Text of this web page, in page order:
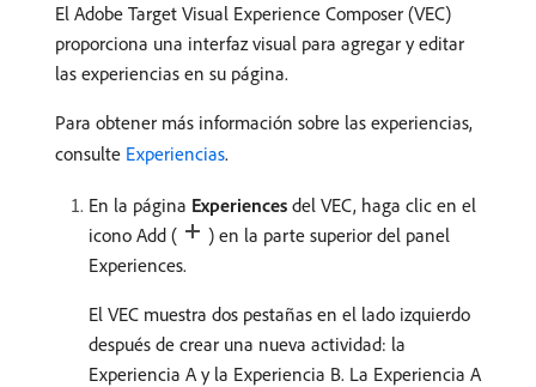
El Adobe Target Visual Experience Composer (VEC)
proporciona una interfaz visual para agregar y editar
las experiencias en su página.
Para obtener más información sobre las experiencias,
consulte Experiencias.
En la página Experiences del VEC, haga clic en el
icono Add (
) en la parte superior del panel
Experiences.
El VEC muestra dos pestañas en el lado izquierdo
después de crear una nueva actividad: la
Experiencia A y la Experiencia B. La Experiencia A